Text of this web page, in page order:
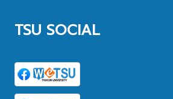
TSU SOCIAL